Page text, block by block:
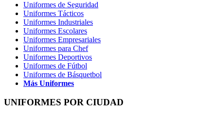
Uniformes de Seguridad
Uniformes Tácticos
Uniformes Industriales
Uniformes Escolares
Uniformes Empresariales
Uniformes para Chef
Uniformes Deportivos
Uniformes de Fútbol
Uniformes de Básquetbol
Más Uniformes
UNIFORMES POR CIUDAD